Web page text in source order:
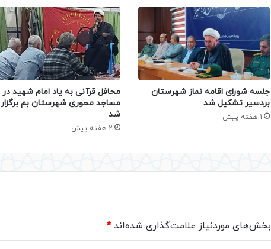
جلسه شورای اقامه نماز شهرستان
بردسیر تشکیل شد
1 هفته پیش
محافل قرآنی به یاد امام شهید در
مساجد محوری شهرستان بم برگزار
شد
2 هفته پیش
بخش‌های موردنیاز علامت‌گذاری شده‌اند*